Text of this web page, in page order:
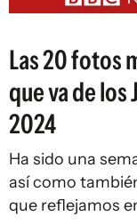
Las 20 fotos
que va de los
2024
Ha sido una
así como
que reflejamos